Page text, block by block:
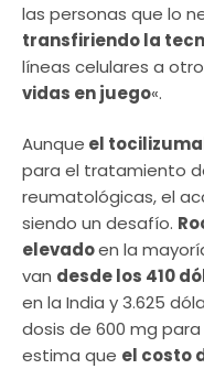
las personas que lo
transfiriendo la
líneas celulares a
vidas en juego«.
Aunque el
para el tratamiento
reumatológicas, el
siendo un desafío.
elevadoen la
van desde los 410
en la India y 3.625
dosis de 600 mg
estima que el costo